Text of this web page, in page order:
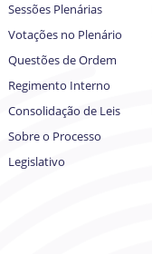
Sessões Plenárias
Votações no Plenário
Questões de Ordem
Regimento Interno
Consolidação de Leis
Sobre o Processo
Legislativo